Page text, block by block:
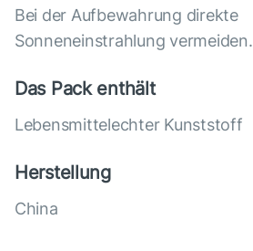
Bei der Aufbewahrung direkte
Sonneneinstrahlung vermeiden.
Das Pack enthält
Lebensmittelechter Kunststoff
Herstellung
China